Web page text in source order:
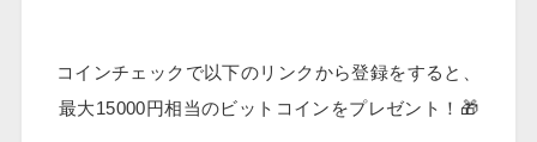
コインチェックで以下のリンクから登録をすると、
最大15000円相当のビットコインをプレゼント！🎁